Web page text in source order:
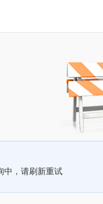
中，请刷新重试